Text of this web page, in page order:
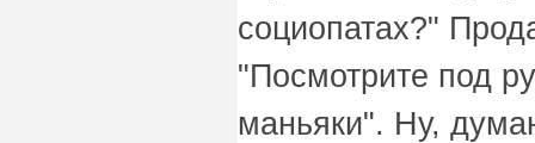
социопатах?"
"Посмотрите под
маньяки". Ну,